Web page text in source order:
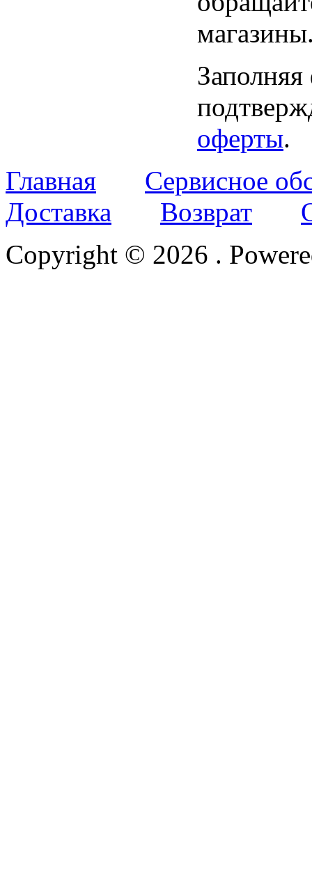
оферты.
Главная
Сервисное
Доставка
Возврат
Copyright © 2026 .